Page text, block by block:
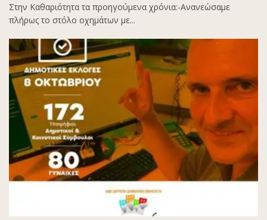
Στην Καθαριότητα τα προηγούμενα χρόνια:-Ανανεώσαμε
πλήρως το στόλο οχημάτων με...